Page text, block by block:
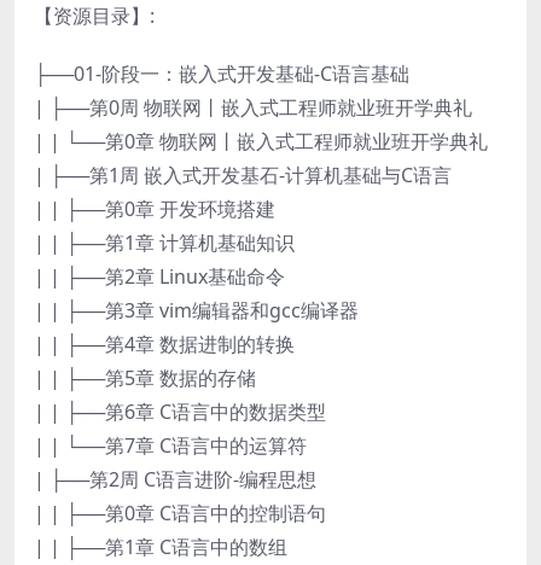
【资源目录】:
├──01-阶段一：嵌入式开发基础-C语言基础
| ├──第0周 物联网丨嵌入式工程师就业班开学典礼
| | └──第0章 物联网丨嵌入式工程师就业班开学典礼
| ├──第1周 嵌入式开发基石-计算机基础与C语言
| | ├──第0章 开发环境搭建
| | ├──第1章 计算机基础知识
| | ├──第2章 Linux基础命令
| | ├──第3章 vim编辑器和gcc编译器
| | ├──第4章 数据进制的转换
| | ├──第5章 数据的存储
| | ├──第6章 C语言中的数据类型
| | └──第7章 C语言中的运算符
| ├──第2周 C语言进阶-编程思想
| | ├──第0章 C语言中的控制语句
| | ├──第1章 C语言中的数组